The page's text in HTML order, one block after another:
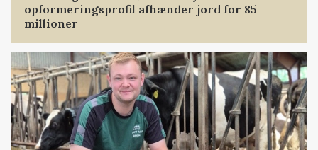
opformeringsprofil afhænder jord for 85
millioner